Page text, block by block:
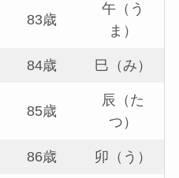
83歳
午（う
ま）
84歳 巳（み）
85歳
辰（た
つ）
86歳 卯（う）